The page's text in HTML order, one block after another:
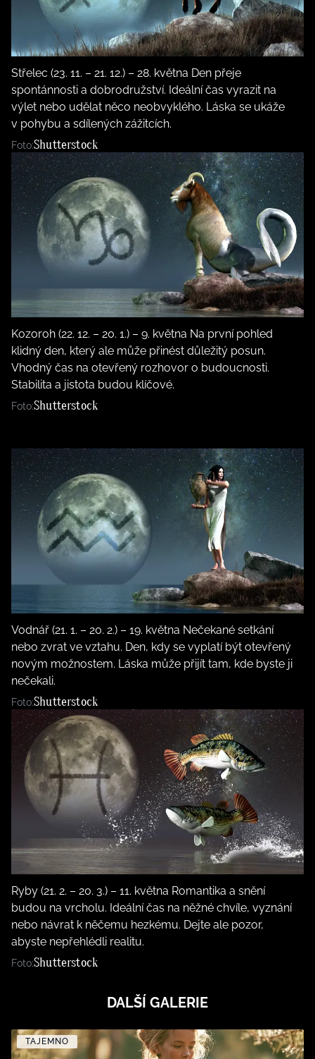
Střelec (23. 11. – 21. 12.) – 28. května Den přeje
spontánnosti a dobrodružství. Ideální čas vyrazit na
výlet nebo udělat něco neobvyklého. Láska se ukáže
v pohybu a sdílených zážitcích.
Foto:Shutterstock
Kozoroh (22. 12. – 20. 1.) – 9. května Na první pohled
klidný den, který ale může přinést důležitý posun.
Vhodný čas na otevřený rozhovor o budoucnosti.
Stabilita a jistota budou klíčové.
Foto:Shutterstock
Vodnář (21. 1. – 20. 2.) – 19. května Nečekané setkání
nebo zvrat ve vztahu. Den, kdy se vyplatí být otevřený
novým možnostem. Láska může přijít tam, kde byste ji
nečekali.
Foto:Shutterstock
Ryby (21. 2. – 20. 3.) – 11. května Romantika a snění
budou na vrcholu. Ideální čas na něžné chvíle, vyznání
nebo návrat k něčemu hezkému. Dejte ale pozor,
abyste nepřehlédli realitu.
Foto:Shutterstock
DALŠÍ GALERIE
TAJEMNO